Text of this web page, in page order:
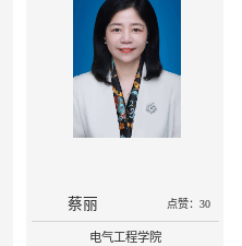
蔡丽 点赞：30
电气工程学院